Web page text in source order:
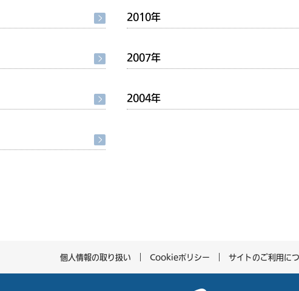
2010年
2007年
2004年
個人情報の取り扱い Cookieポリシー サイトのご利用に